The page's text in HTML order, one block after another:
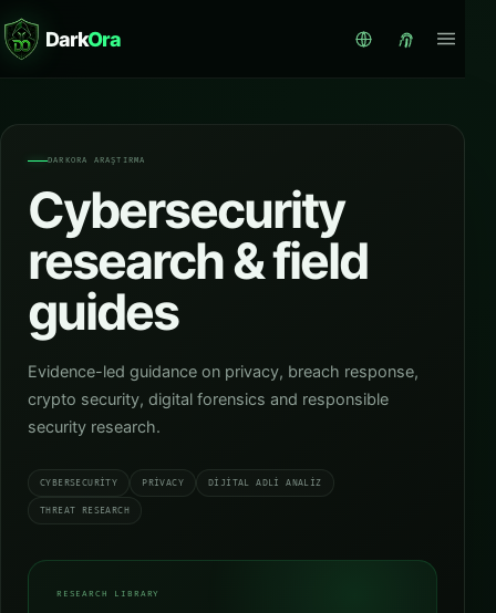
DarkOra
DARKORA ARAŞTIRMA
Cybersecurity
research & field
guides
Evidence-led guidance on privacy, breach response,
crypto security, digital forensics and responsible
security research.
CYBERSECURITY PRIVACY DIJITAL ADLI ANALIZ
THREAT RESEARCH
RESEARCH LIBRARY